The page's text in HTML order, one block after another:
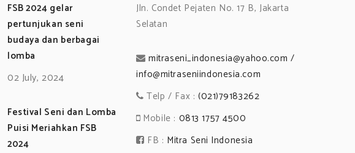
FSB 2024 gelar
pertunjukan seni
budaya dan berbagai
lomba
02 July, 2024
Festival Seni dan Lomba
Puisi Meriahkan FSB
2024
Jln. Condet Pejaten No. 17 B, Jakarta
Selatan
mitraseni_indonesia@yahoo.com /
info@mitraseniindonesia.com
Telp / Fax :(021)79183262
Mobile : 0813 1757 4500
FB : Mitra Seni Indonesia